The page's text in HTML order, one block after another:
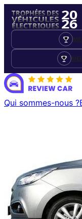
TROPHÉES DES
VÉHICULES
ÉLECTRIQUES
20
26
Qui sommes-nous ?